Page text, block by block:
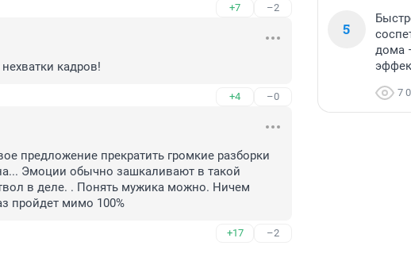
+7 –2
кадров!
+4 –0
предложение прекратить громкие разборки
Эмоции обычно зашкаливают в такой
в деле. . Понять мужика можно. Ничем
пройдет мимо 100%
+17 –2
5
дома
7